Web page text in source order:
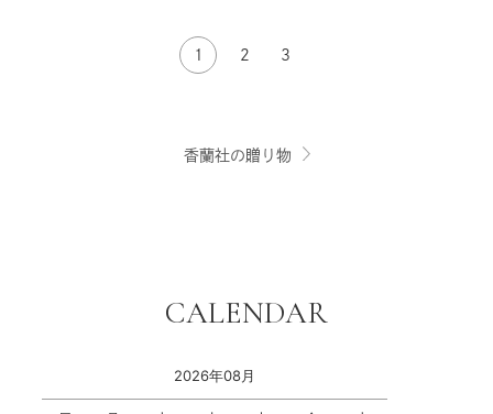
1 2 3
香蘭社の贈り物
CALENDAR